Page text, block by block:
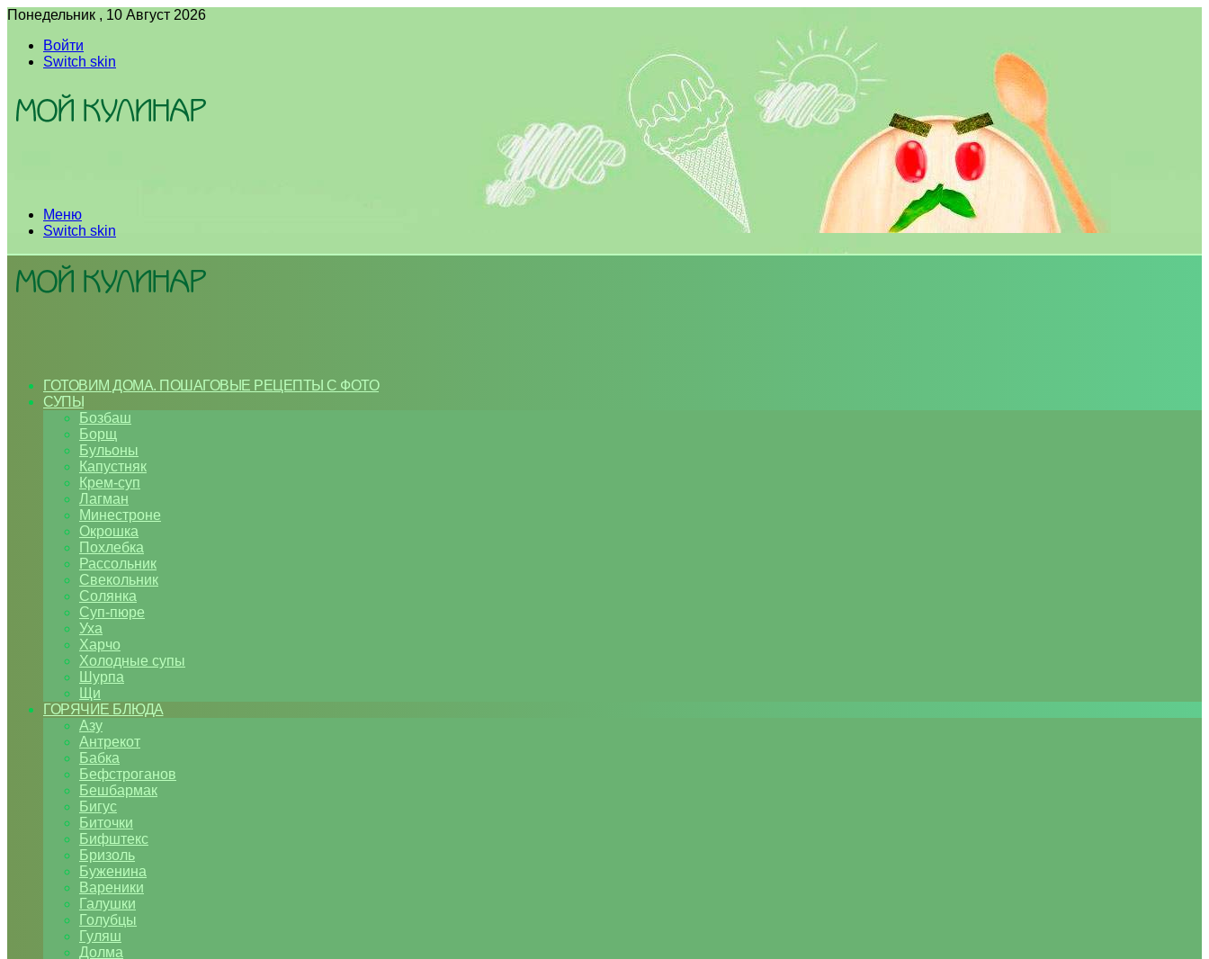
Понедельник , 10 Август 2026
Войти
Switch skin
Меню
Switch skin
ГОТОВИМ ДОМА. ПОШАГОВЫЕ РЕЦЕПТЫ С ФОТО
СУПЫ
Бозбаш
Борщ
Бульоны
Капустняк
Крем-суп
Лагман
Минестроне
Окрошка
Похлебка
Рассольник
Свекольник
Солянка
Суп-пюре
Уха
Харчо
Холодные супы
Шурпа
Щи
ГОРЯЧИЕ БЛЮДА
Азу
Антрекот
Бабка
Бефстроганов
Бешбармак
Бигус
Биточки
Бифштекс
Бризоль
Буженина
Вареники
Галушки
Голубцы
Гуляш
Долма